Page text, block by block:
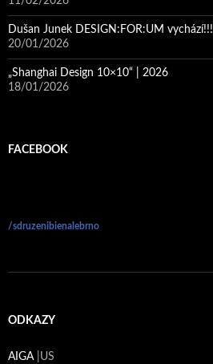
Dušan Junek DESIGN:FOR:UM vychází!!!
20/01/2026
„Shanghai Design 10×10“ | 2026
18/01/2026
FACEBOOK
/sdruzenibienalebrno
ODKAZY
AIGA|US